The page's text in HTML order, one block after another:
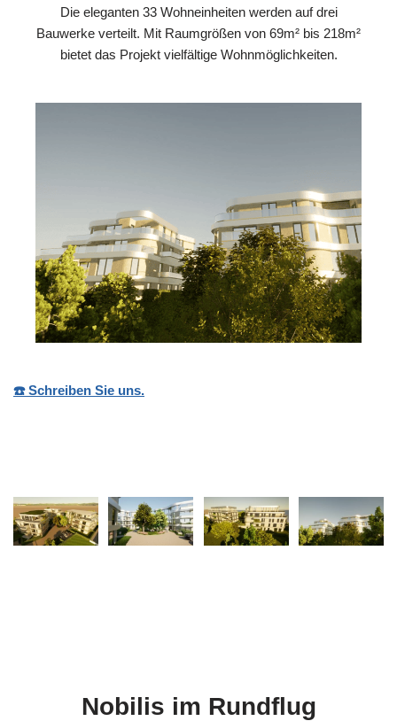
Die eleganten 33 Wohneinheiten werden auf drei
Bauwerke verteilt. Mit Raumgrößen von 69m² bis 218m²
bietet das Projekt vielfältige Wohnmöglichkeiten.
☎️ Schreiben Sie uns.
Nobilis im Rundflug